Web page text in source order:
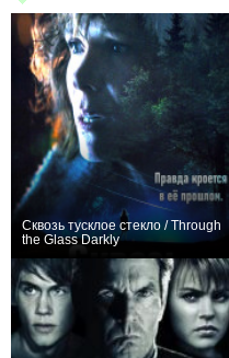
Сквозь тусклое стекло / Through
the Glass Darkly